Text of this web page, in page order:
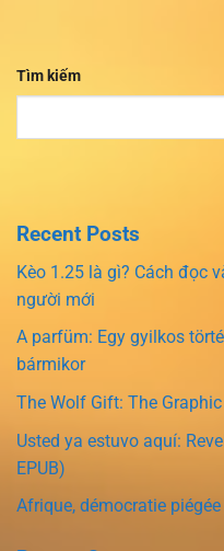
Tìm kiếm
Recent Posts
Kèo 1.25 là gì? Cách đọc
người mới
A parfüm: Egy gyilkos
bármikor
The Wolf Gift: The
Usted ya estuvo aquí:
EPUB)
Afrique, démocratie piégée